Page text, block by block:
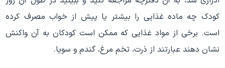
کودک چه ماده غذایی را بیشتر یا پیش از خواب مصرف کرده
است. برخی از مواد غذایی که ممکن است کودکان به آن واکنش
نشان دهند عبارتند از ذرت، تخم مرغ، گندم و سویا.